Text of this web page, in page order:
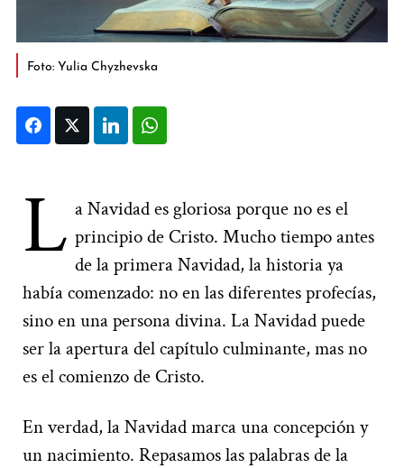
Foto: Yulia Chyzhevska
FacebookTwitter LinkedIn
L a Navidad es gloriosa porque no es el
principio de Cristo. Mucho tiempo antes
de la primera Navidad, la historia ya
había comenzado: no en las diferentes profecías,
sino en una persona divina. La Navidad puede
ser la apertura del capítulo culminante, mas no
es el comienzo de Cristo.
En verdad, la Navidad marca una concepción y
un nacimiento. Repasamos las palabras de la